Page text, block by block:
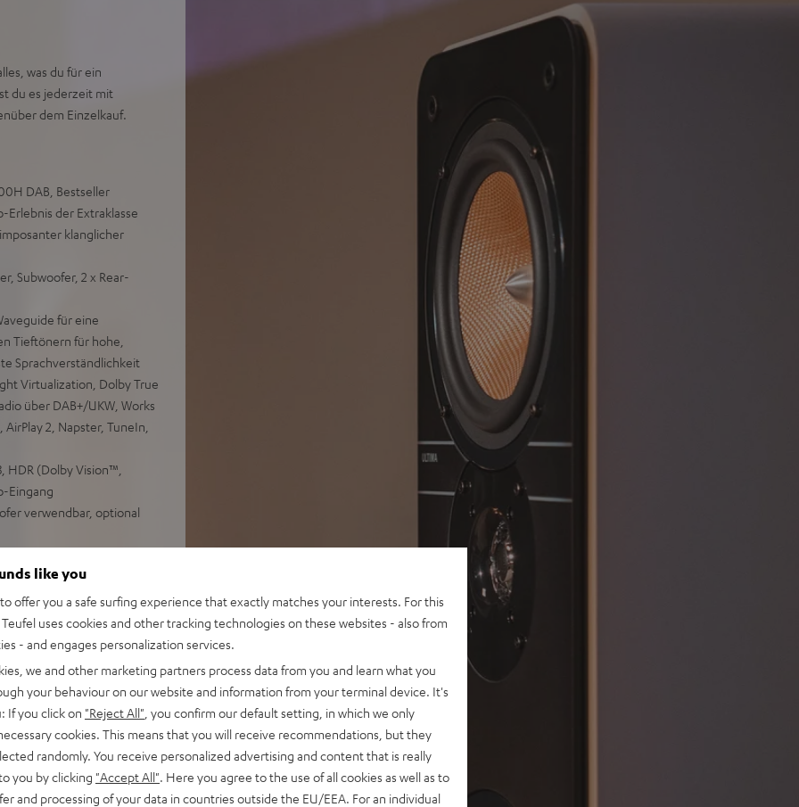
was du für ein
du es jederzeit mit
dem Einzelkauf.
DAB, Bestseller
der Extraklasse
klanglicher
Subwoofer, 2 x Rear-
für eine
Tieftönern für hohe,
Sprachverständlichkeit
Virtualization, Dolby True
über DAB+/UKW, Works
2, Napster, TuneIn,
HDR (Dolby Vision™,
Eingang
verwendbar, optional
erweitern, Wandhalterung
16 Bewertungen)
like you
offer you a safe surfing experience that exactly matches your interests. For this
uses cookies and other tracking technologies on these websites - also from
- and engages personalization services.
we and other marketing partners process data from you and learn what you
your behaviour on our website and information from your terminal device. It's
If you click on "Reject All" , you confirm our default setting, in which we only
cookies. This means that you will receive recommendations, but they
randomly. You receive personalized advertising and content that is really
you by clicking "Accept All" . Here you agree to the use of all cookies as well as to
and processing of your data in countries outside the EU/EEA. For an individual